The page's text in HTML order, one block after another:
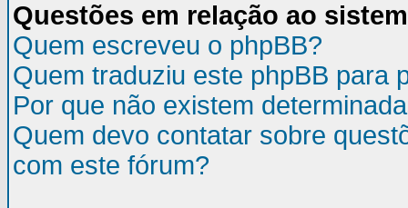
Questões em relação ao
Quem escreveu o phpBB?
Quem traduziu este phpBB para
Por que não existem
Quem devo contatar sobre
com este fórum?